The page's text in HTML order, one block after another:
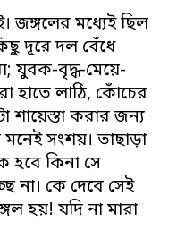
জঙ্গলের মধ্যেই ছিল
দূরে দল বেঁধে
যুবক-বৃদ্ধ-মেয়ে-
হাতে লাঠি, কোঁচের
শায়েস্তা করার জন্য
মনেই সংশয়। তাছাড়া
হবে কিনা সে
না। কে দেবে সেই
হয়! যদি না মারা